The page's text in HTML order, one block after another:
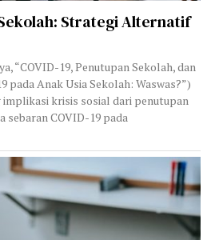
Strategi Alternatif
“COVID-19, Penutupan Sekolah, dan
pada Anak Usia Sekolah: Waswas?”)
krisis sosial dari penutupan
sebaran COVID-19 pada